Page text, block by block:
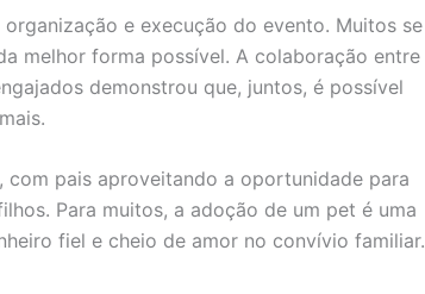
e execução do evento. Muitos se
melhor forma possível. A colaboração entre
demonstrou que, juntos, é possível
pais aproveitando a oportunidade para
Para muitos, a adoção de um pet é uma
fiel e cheio de amor no convívio familiar.